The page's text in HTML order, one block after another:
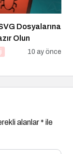
Dosyalarına
Olun
10 ay önce
alanlar* ile